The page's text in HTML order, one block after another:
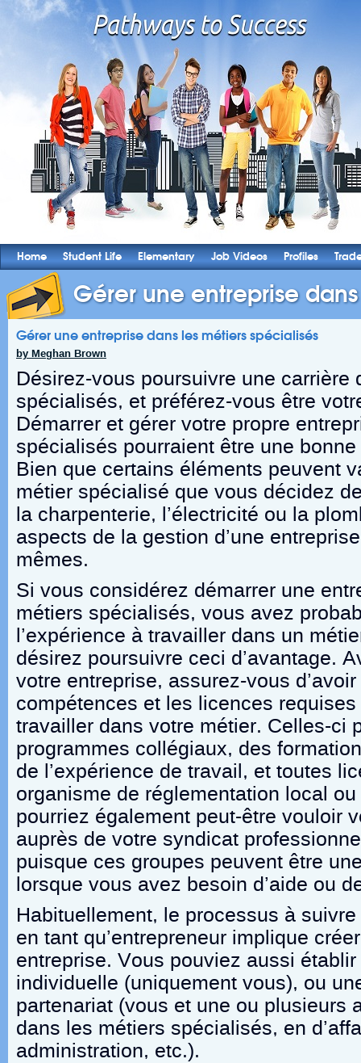
Home Student Life Elementary Job Videos Profiles
Gérer une entreprise
Gérer une entreprise dans les métiers spécialisés
by Meghan Brown
Désirez-vous poursuivre une carrière
spécialisés, et préférez-vous être
Démarrer et gérer votre propre
spécialisés pourraient être une
Bien que certains éléments peuvent
métier spécialisé que vous décidez
la charpenterie, l’électricité ou la
aspects de la gestion d’une
mêmes.
Si vous considérez démarrer une
métiers spécialisés, vous avez
l’expérience à travailler dans un
désirez poursuivre ceci d’avantage.
votre entreprise, assurez-vous
compétences et les licences
travailler dans votre métier. Celles-ci
programmes collégiaux, des
de l’expérience de travail, et toutes
organisme de réglementation local
pourriez également peut-être vouloir
auprès de votre syndicat
puisque ces groupes peuvent être
lorsque vous avez besoin d’aide ou
Habituellement, le processus à
en tant qu’entrepreneur implique
entreprise. Vous pouviez aussi
individuelle (uniquement vous), ou
partenariat (vous et une ou plusieurs
dans les métiers spécialisés, en
administration, etc.).